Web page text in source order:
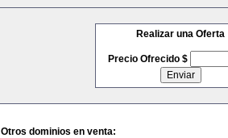
Realizar una Oferta
Precio Ofrecido $
Otros dominios en venta: